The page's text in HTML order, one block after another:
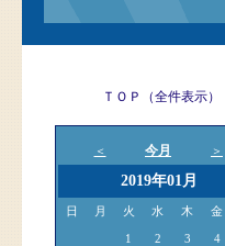
ＴＯＰ（全件表示）
＜ 今月 ＞
2019年01月
日 月 火 水 木 金
1 2 3 4